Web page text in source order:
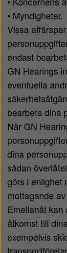
• Myndigheter.
Vissa
endast
GN Hearings
eventuella
bearbeta dina
När GN
dina
sådan
görs i enlighet
mottagande
Emellanåt
åtkomst till
exempelvis